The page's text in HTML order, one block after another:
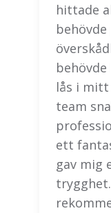
hittade
lås i mitt
team
ett
gav mig
trygghet.